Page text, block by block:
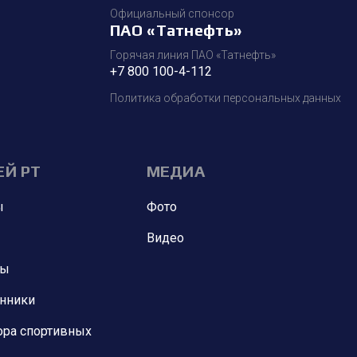
Официальный спонсор
ПАО «Татнефть»
Горячая линия ПАО «Татнефть»
+7 800 100-4-112
Политика обработки персональных данных
РТ
спортивных
МЕДИА
Фото
Видео